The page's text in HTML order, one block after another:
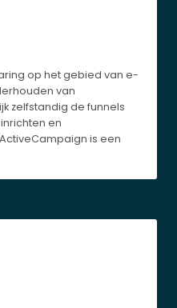
op het gebied van e-
van
zelfstandig de funnels
en
is een